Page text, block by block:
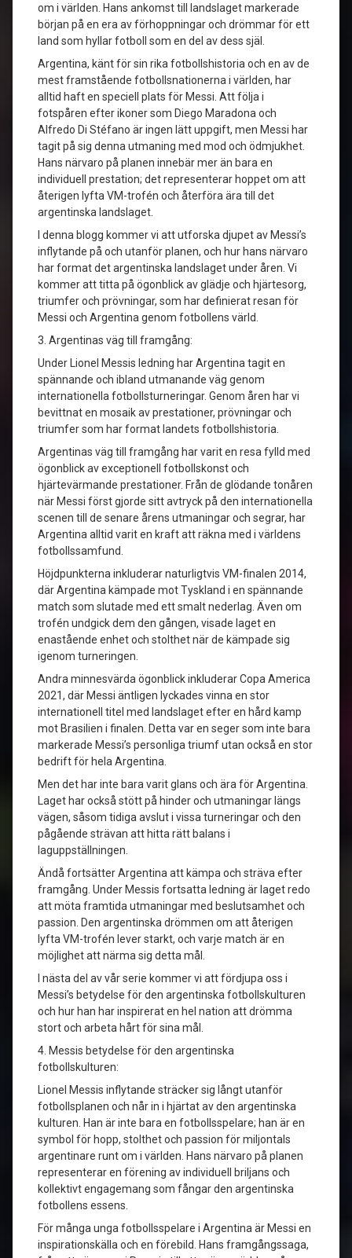
om i världen. Hans ankomst till landslaget markerade
början på en era av förhoppningar och drömmar för ett
land som hyllar fotboll som en del av dess själ.
Argentina, känt för sin rika fotbollshistoria och en av de
mest framstående fotbollsnationerna i världen, har
alltid haft en speciell plats för Messi. Att följa i
fotspåren efter ikoner som Diego Maradona och
Alfredo Di Stéfano är ingen lätt uppgift, men Messi har
tagit på sig denna utmaning med mod och ödmjukhet.
Hans närvaro på planen innebär mer än bara en
individuell prestation; det representerar hoppet om att
återigen lyfta VM-trofén och återföra ära till det
argentinska landslaget.
I denna blogg kommer vi att utforska djupet av Messi’s
inflytande på och utanför planen, och hur hans närvaro
har format det argentinska landslaget under åren. Vi
kommer att titta på ögonblick av glädje och hjärtesorg,
triumfer och prövningar, som har definierat resan för
Messi och Argentina genom fotbollens värld.
3. Argentinas väg till framgång:
Under Lionel Messis ledning har Argentina tagit en
spännande och ibland utmanande väg genom
internationella fotbollsturneringar. Genom åren har vi
bevittnat en mosaik av prestationer, prövningar och
triumfer som har format landets fotbollshistoria.
Argentinas väg till framgång har varit en resa fylld med
ögonblick av exceptionell fotbollskonst och
hjärtevärmande prestationer. Från de glödande tonåren
när Messi först gjorde sitt avtryck på den internationella
scenen till de senare årens utmaningar och segrar, har
Argentina alltid varit en kraft att räkna med i världens
fotbollssamfund.
Höjdpunkterna inkluderar naturligtvis VM-finalen 2014,
där Argentina kämpade mot Tyskland i en spännande
match som slutade med ett smalt nederlag. Även om
trofén undgick dem den gången, visade laget en
enastående enhet och stolthet när de kämpade sig
igenom turneringen.
Andra minnesvärda ögonblick inkluderar Copa America
2021, där Messi äntligen lyckades vinna en stor
internationell titel med landslaget efter en hård kamp
mot Brasilien i finalen. Detta var en seger som inte bara
markerade Messi’s personliga triumf utan också en stor
bedrift för hela Argentina.
Men det har inte bara varit glans och ära för Argentina.
Laget har också stött på hinder och utmaningar längs
vägen, såsom tidiga avslut i vissa turneringar och den
pågående strävan att hitta rätt balans i
laguppställningen.
Ändå fortsätter Argentina att kämpa och sträva efter
framgång. Under Messis fortsatta ledning är laget redo
att möta framtida utmaningar med beslutsamhet och
passion. Den argentinska drömmen om att återigen
lyfta VM-trofén lever starkt, och varje match är en
möjlighet att närma sig detta mål.
I nästa del av vår serie kommer vi att fördjupa oss i
Messi’s betydelse för den argentinska fotbollskulturen
och hur han har inspirerat en hel nation att drömma
stort och arbeta hårt för sina mål.
4. Messis betydelse för den argentinska
fotbollskulturen:
Lionel Messis inflytande sträcker sig långt utanför
fotbollsplanen och når in i hjärtat av den argentinska
kulturen. Han är inte bara en fotbollsspelare; han är en
symbol för hopp, stolthet och passion för miljontals
argentinare runt om i världen. Hans närvaro på planen
representerar en förening av individuell briljans och
kollektivt engagemang som fångar den argentinska
fotbollens essens.
För många unga fotbollsspelare i Argentina är Messi en
inspirationskälla och en förebild. Hans framgångssaga,